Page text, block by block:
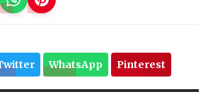
WhatsApp Pinterest